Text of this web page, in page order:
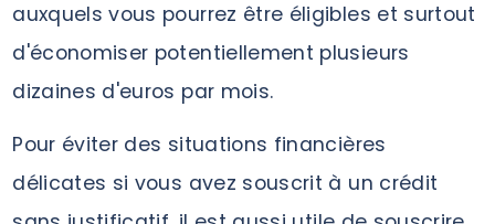
auxquels vous pourrez être éligibles et surtout
d'économiser potentiellement plusieurs
dizaines d'euros par mois.
Pour éviter des situations financières
délicates si vous avez souscrit à un crédit